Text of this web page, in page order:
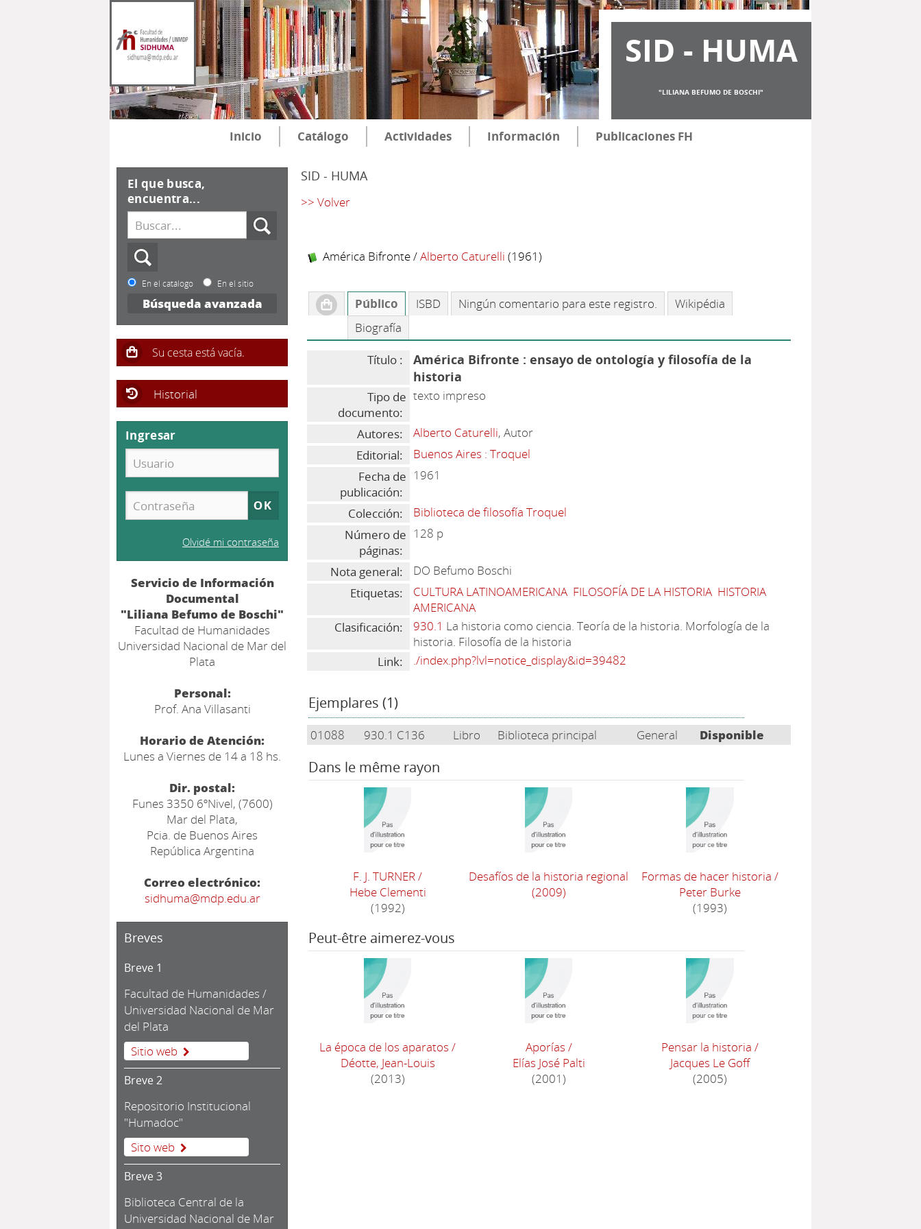
SID - HUMA
"LILIANA BEFUMO DE BOSCHI"
Inicio Catálogo Actividades Información Publicaciones FH
SID - HUMA
>> Volver
América Bifronte/Alberto Caturelli (1961)
Público ISBD Ningún comentario para este registro.
Wikipédia
Biografía
Título :
América Bifronte : ensayo de ontología y filosofía de la
historia
Tipo de
documento:
texto impreso
Autores: Alberto Caturelli, Autor
Editorial:
Buenos Aires : Troquel
Fecha de
publicación:
1961
Colección:
Biblioteca de filosofía Troquel
Número de
páginas:
128 p
Nota general:
DO Befumo Boschi
Etiquetas:
CULTURA LATINOAMERICANA FILOSOFÍA DE LA HISTORIA HISTORIA
AMERICANA
Clasificación:
930.1 La historia como ciencia. Teoría de la historia. Morfología de la
historia. Filosofía de la historia
Link:
./index.php?lvl=notice_display&id=39482
Ejemplares (1)
01088 930.1 C136 Libro Biblioteca principal General Disponible
Dans le même rayon
F. J. TURNER/
Hebe Clementi
(1992)
Desafíos de la historia regional
(2009)
Formas de hacer historia /
Peter Burke
(1993)
Peut-être aimerez-vous
La época de los aparatos /
Déotte, Jean-Louis
(2013)
Aporías /
Elías José Palti
(2001)
Pensar la historia /
Jacques Le Goff
(2005)
El que busca,
encuentra...
En el catálogo En el sitio
Búsqueda avanzada
Historial
Ingresar
Olvidé mi contraseña
Servicio de Información
Documental
"Liliana Befumo de Boschi"
Facultad de Humanidades
Universidad Nacional de Mar del
Plata
Personal:
Prof. Ana Villasanti
Horario de Atención:
Lunes a Viernes de 14 a 18 hs.
Dir. postal:
Funes 3350 6ºNivel, (7600)
Mar del Plata,
Pcia. de Buenos Aires
República Argentina
Correo electrónico:
sidhuma@mdp.edu.ar
Breves
Breve 1
Facultad de Humanidades /
Universidad Nacional de Mar
del Plata
Sitio web
Breve 2
Repositorio Institucional
"Humadoc"
Sito web
Breve 3
Biblioteca Central de la
Universidad Nacional de Mar